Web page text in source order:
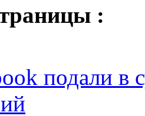
:
подали в